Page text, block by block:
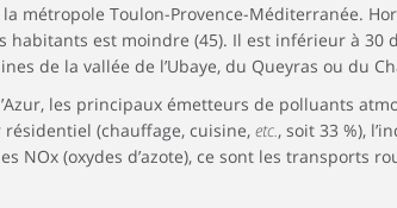
métropole Toulon-Provence-Méditerranée.
habitants est moindre (45). Il est inférieur à 30
de la vallée de l’Ubaye, du Queyras ou du
les principaux émetteurs de polluants
résidentiel (chauffage, cuisine, etc., soit 33 %),
NOx (oxydes d’azote), ce sont les transports